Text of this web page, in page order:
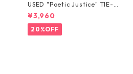
USED "Poetic Justice" TIE-D
YE TEE
¥3,960
20%OFF